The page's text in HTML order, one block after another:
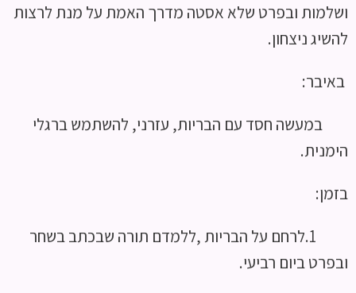
ושלמות ובפרט שלא אסטה מדרך האמת על מנת לרצות
להשיג ניצחון.
באיבר:
במעשה חסד עם הבריות, עזרני, להשתמש ברגלי
הימנית.
בזמן:
1.לרחם על הבריות ,ללמדם תורה שבכתב בשחר
ובפרט ביום רביעי.